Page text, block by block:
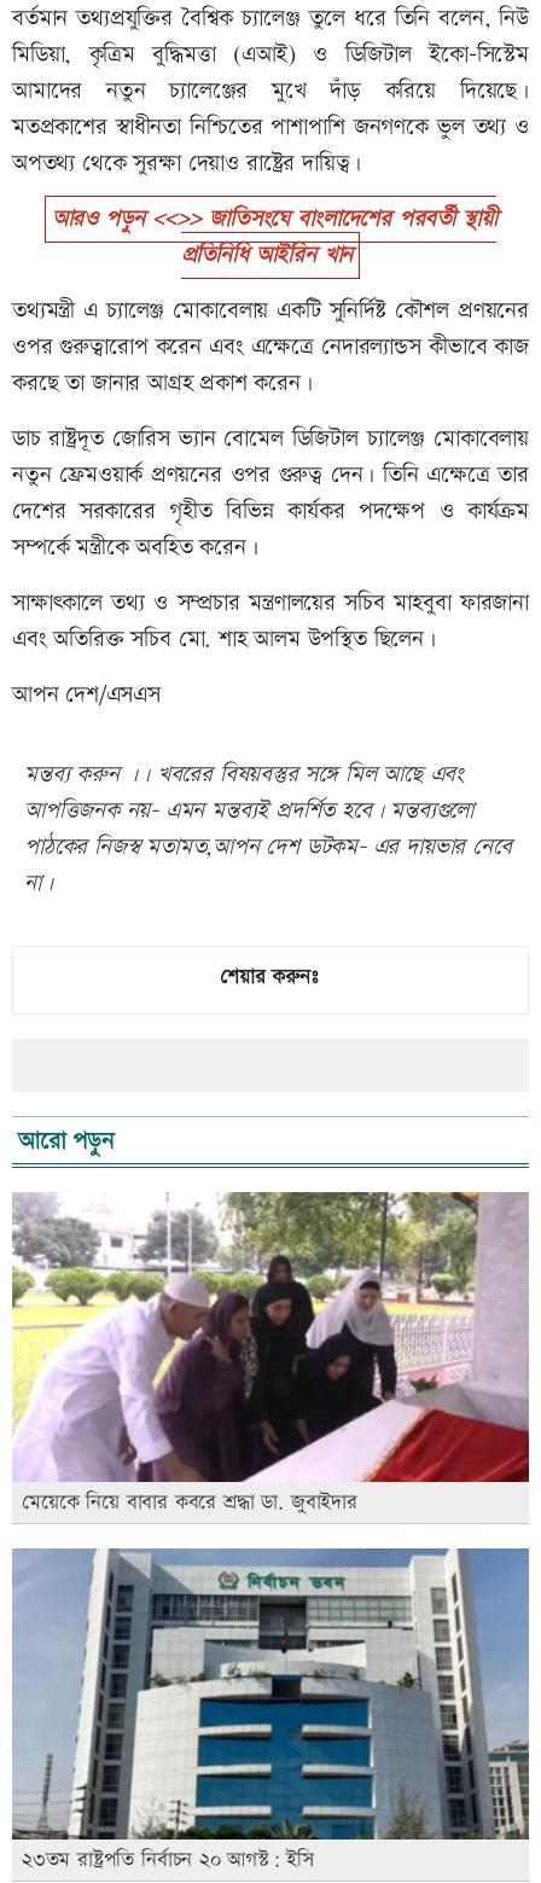
বর্তমান তথ্যপ্রযুক্তির বৈশ্বিক চ্যালেঞ্জ তুলে ধরে তিনি বলেন, নিউ
মিডিয়া, কৃত্রিম বুদ্ধিমত্তা (এআই) ও ডিজিটাল ইকো-সিস্টেম
আমাদের নতুন চ্যালেঞ্জের মুখে দাঁড় করিয়ে দিয়েছে।
মতপ্রকাশের স্বাধীনতা নিশ্চিতের পাশাপাশি জনগণকে ভুল তথ্য ও
অপতথ্য থেকে সুরক্ষা দেয়াও রাষ্ট্রের দায়িত্ব।
আরও পড়ুন <<>> জাতিসংঘে বাংলাদেশের পরবর্তী স্থায়ী
প্রতিনিধি আইরিন খান
তথ্যমন্ত্রী এ চ্যালেঞ্জ মোকাবেলায় একটি সুনির্দিষ্ট কৌশল প্রণয়নের
ওপর গুরুত্বারোপ করেন এবং এক্ষেত্রে নেদারল্যান্ডস কীভাবে কাজ
করছে তা জানার আগ্রহ প্রকাশ করেন।
ডাচ রাষ্ট্রদূত জোরিস ভ্যান বোমেল ডিজিটাল চ্যালেঞ্জ মোকাবেলায়
নতুন ফ্রেমওয়ার্ক প্রণয়নের ওপর গুরুত্ব দেন। তিনি এক্ষেত্রে তার
দেশের সরকারের গৃহীত বিভিন্ন কার্যকর পদক্ষেপ ও কার্যক্রম
সম্পর্কে মন্ত্রীকে অবহিত করেন।
সাক্ষাৎকালে তথ্য ও সম্প্রচার মন্ত্রণালয়ের সচিব মাহবুবা ফারজানা
এবং অতিরিক্ত সচিব মো. শাহ আলম উপস্থিত ছিলেন।
আপন দেশ/এসএস
মন্তব্য করুন ।। খবরের বিষয়বস্তুর সঙ্গে মিল আছে এবং
আপত্তিজনক নয়- এমন মন্তব্যই প্রদর্শিত হবে। মন্তব্যগুলো
পাঠকের নিজস্ব মতামত,আপন দেশ ডটকম- এর দায়ভার নেবে
না।
শেয়ার করুনঃ
আরো পড়ুন
মেয়েকে নিয়ে বাবার কবরে শ্রদ্ধা ডা. জুবাইদার
২৩তম রাষ্ট্রপতি নির্বাচন ২০ আগস্ট: ইসি